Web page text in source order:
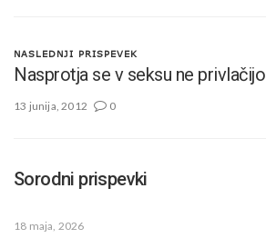
NASLEDNJI PRISPEVEK
Nasprotja se v seksu ne privlačijo
13 junija, 2012 0
Sorodni prispevki
18 maja, 2026